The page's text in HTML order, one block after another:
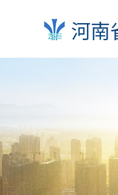
河南